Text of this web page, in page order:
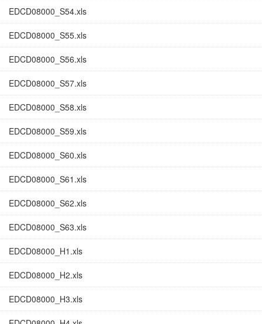
EDCD08000_S54.xls
EDCD08000_S55.xls
EDCD08000_S56.xls
EDCD08000_S57.xls
EDCD08000_S58.xls
EDCD08000_S59.xls
EDCD08000_S60.xls
EDCD08000_S61.xls
EDCD08000_S62.xls
EDCD08000_S63.xls
EDCD08000_H1.xls
EDCD08000_H2.xls
EDCD08000_H3.xls